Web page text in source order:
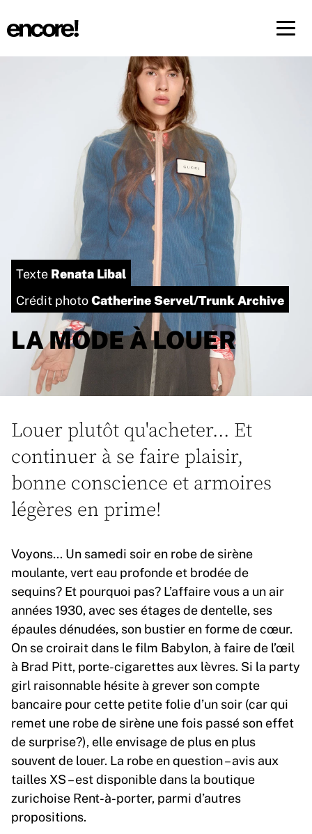
Texte Renata Libal
Crédit photoCatherine Servel/Trunk Archive
LA MODE À LOUER
Louer plutôt qu'acheter... Et
continuer à se faire plaisir,
bonne conscience et armoires
légères en prime!
Voyons… Un samedi soir en robe de sirène
moulante, vert eau profonde et brodée de
sequins? Et pourquoi pas? L’affaire vous a un air
années 1930, avec ses étages de dentelle, ses
épaules dénudées, son bustier en forme de cœur.
On se croirait dans le film Babylon, à faire de l’œil
à Brad Pitt, porte-cigarettes aux lèvres. Si la party
girl raisonnable hésite à grever son compte
bancaire pour cette petite folie d’un soir (car qui
remet une robe de sirène une fois passé son effet
de surprise?), elle envisage de plus en plus
souvent de louer. La robe en question – avis aux
tailles XS – est disponible dans la boutique
zurichoise Rent-à-porter, parmi d’autres
propositions.